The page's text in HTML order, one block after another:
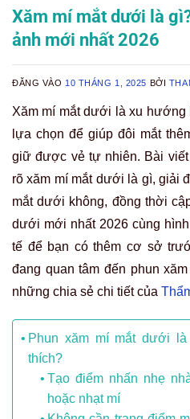
Xăm mí mắt dưới là
ảnh mới nhất 2026
ĐĂNG VÀO 10 THÁNG 1, 2025 BỞI
Xăm mí mắt dưới là xu
lựa chọn để giúp đôi mắt
giữ được vẻ tự nhiên. Bài
rõ xăm mí mắt dưới là gì, giải
mắt dưới không, đồng thời
dưới mới nhất 2026 cùng
tế để bạn có thêm cơ sở
đang quan tâm đến phun
những chia sẻ chi tiết của
Phun xăm mí mắt dưới
thích?
Tạo điểm nhấn nhẹ
hoặc nhạt mí